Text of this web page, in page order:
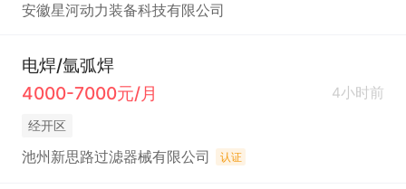
安徽星河动力装备科技有限公司
电焊/氩弧焊
4000-7000元/月
4小时前
经开区
池州新思路过滤器械有限公司 认证